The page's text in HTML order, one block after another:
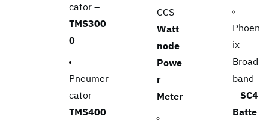
cator –
TMS300
0
Pneumer
cator –
TMS400
CCS –
Watt
node
Powe
r
Meter
Phoen
ix
Broad
band
– SC4
Batte